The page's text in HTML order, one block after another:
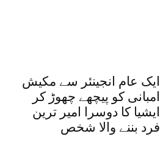
ایک عام انجینئر سے مکیش
امبانی کو پیچھے چھوڑ کر
ایشیا کا دوسرا امیر ترین
فرد بننے والا شخص